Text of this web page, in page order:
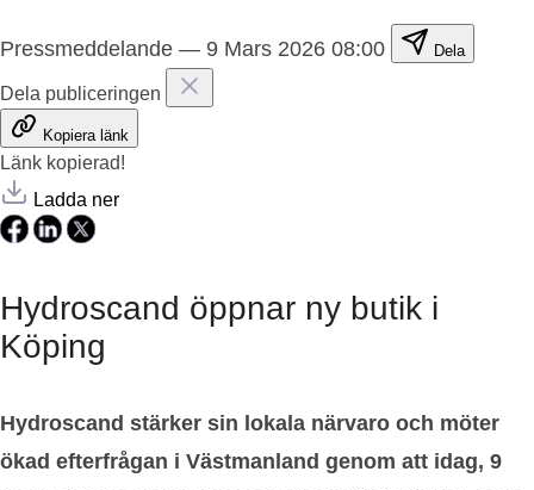
Pressmeddelande — 9 Mars 2026 08:00 Dela
Dela publiceringen
Kopiera länk
Länk kopierad!
Ladda ner
Hydroscand öppnar ny butik i
Köping
Hydroscand stärker sin lokala närvaro och möter
ökad efterfrågan i Västmanland genom att idag, 9